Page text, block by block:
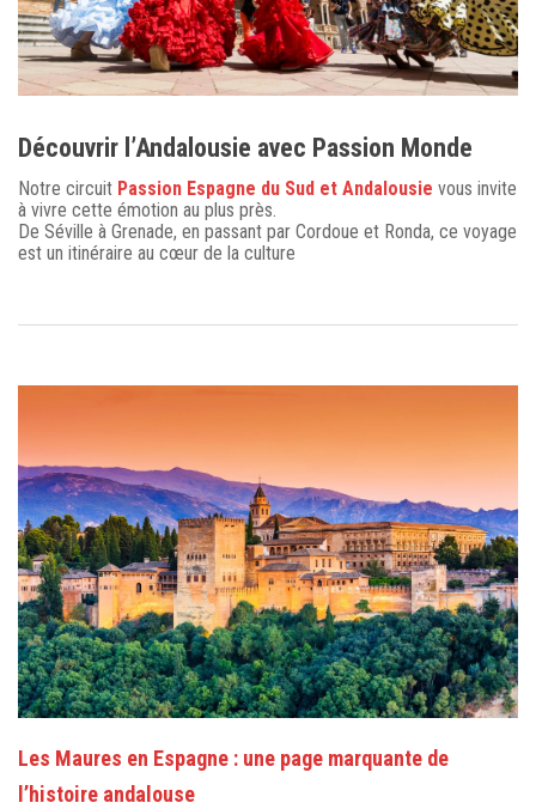
Découvrir l’Andalousie avec Passion Monde
Notre circuit Passion Espagne du Sud et Andalousie vous invite
à vivre cette émotion au plus près.
De Séville à Grenade, en passant par Cordoue et Ronda, ce voyage
est un itinéraire au cœur de la culture
Les Maures en Espagne : une page marquante de
l’histoire andalouse